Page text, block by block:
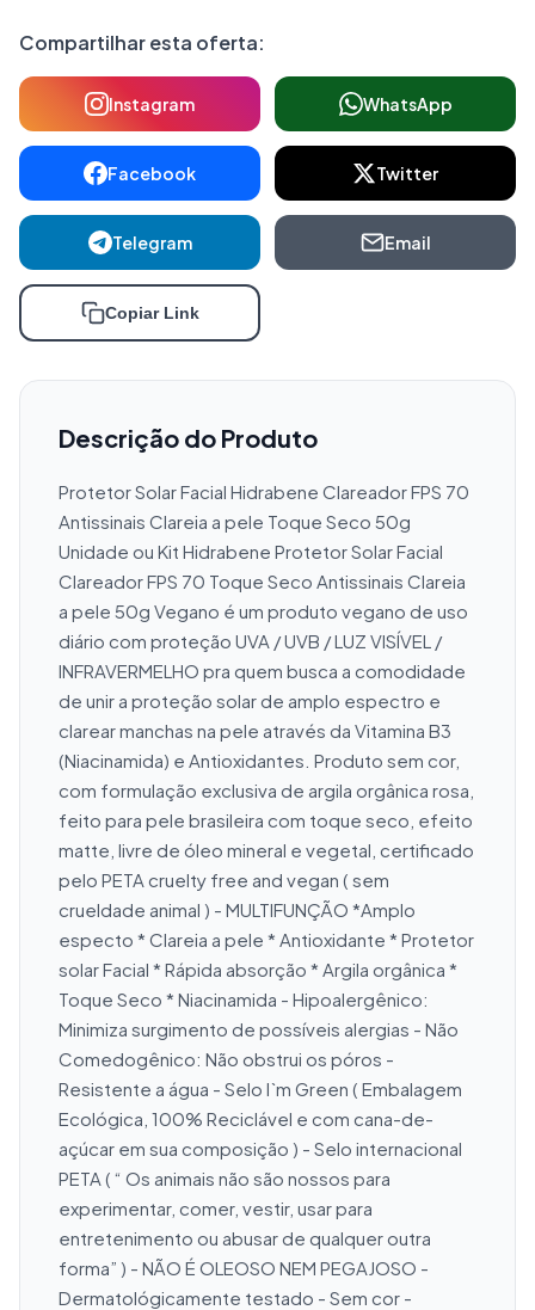
Compartilhar esta oferta:
Instagram WhatsApp
Facebook Twitter
Telegram Email
Copiar Link
Descrição do Produto
Protetor Solar Facial Hidrabene Clareador FPS 70
Antissinais Clareia a pele Toque Seco 50g
Unidade ou Kit Hidrabene Protetor Solar Facial
Clareador FPS 70 Toque Seco Antissinais Clareia
a pele 50g Vegano é um produto vegano de uso
diário com proteção UVA / UVB / LUZ VISÍVEL /
INFRAVERMELHO pra quem busca a comodidade
de unir a proteção solar de amplo espectro e
clarear manchas na pele através da Vitamina B3
(Niacinamida) e Antioxidantes. Produto sem cor,
com formulação exclusiva de argila orgânica rosa,
feito para pele brasileira com toque seco, efeito
matte, livre de óleo mineral e vegetal, certificado
pelo PETA cruelty free and vegan ( sem
crueldade animal ) - MULTIFUNÇÃO *Amplo
especto * Clareia a pele * Antioxidante * Protetor
solar Facial * Rápida absorção * Argila orgânica *
Toque Seco * Niacinamida - Hipoalergênico:
Minimiza surgimento de possíveis alergias - Não
Comedogênico: Não obstrui os póros -
Resistente a água - Selo I`m Green ( Embalagem
Ecológica, 100% Reciclável e com cana-de-
açúcar em sua composição ) - Selo internacional
PETA ( “ Os animais não são nossos para
experimentar, comer, vestir, usar para
entretenimento ou abusar de qualquer outra
forma” ) - NÃO É OLEOSO NEM PEGAJOSO -
Dermatológicamente testado - Sem cor -